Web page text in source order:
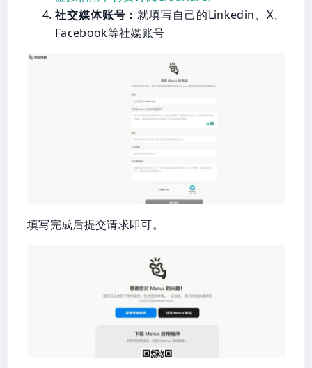
社交媒体账号：就填写自己的Linkedin、X、
Facebook等社媒账号
填写完成后提交请求即可。